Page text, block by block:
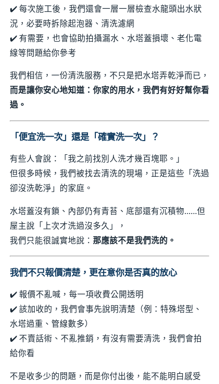
✔️ 每次施工後，我們還會一層一層檢查水龍頭出水狀
況，必要時拆除起泡器、清洗濾網
✔️ 有需要，也會協助拍攝漏水、水塔蓋損壞、老化電
線等問題給你參考
我們相信，一份清洗服務，不只是把水塔弄乾淨而已，
而是讓你安心地知道：你家的用水，我們有好好幫你看
過。
「便宜洗一次」還是「確實洗一次」？
有些人會說：「我之前找別人洗才幾百塊耶。」
但很多時候，我們被找去清洗的現場，正是這些「洗過
卻沒洗乾淨」的家庭。
水塔蓋沒有鎖、內部仍有青苔、底部還有沉積物……但
屋主說「上次才洗過沒多久」，
我們只能很誠實地說： 那應該不是我們洗的。
我們不只報價清楚，更在意你是否真的放心
✔️ 報價不亂喊，每一項收費公開透明
✔️ 該加收的，我們會事先說明清楚（例：特殊塔型、
水塔過重、管線數多）
✔️ 不賣話術、不亂推銷，有沒有需要清洗，我們會拍
給你看
不是收多少的問題，而是你付出後，能不能明白感受